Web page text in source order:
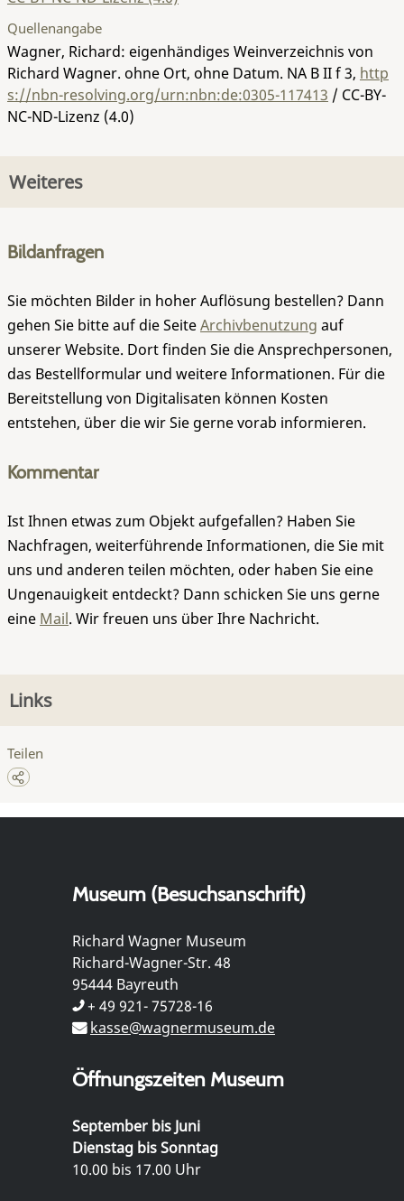
Quellenangabe
Wagner, Richard: eigenhändiges Weinverzeichnis von
Richard Wagner. ohne Ort, ohne Datum. NA B II f 3, http
s://nbn-resolving.org/urn:nbn:de:0305-117413 / CC-BY-
NC-ND-Lizenz (4.0)
Weiteres
Bildanfragen
Sie möchten Bilder in hoher Auflösung bestellen? Dann
gehen Sie bitte auf die SeiteArchivbenutzung auf
unserer Website. Dort finden Sie die Ansprechpersonen,
das Bestellformular und weitere Informationen. Für die
Bereitstellung von Digitalisaten können Kosten
entstehen, über die wir Sie gerne vorab informieren.
Kommentar
Ist Ihnen etwas zum Objekt aufgefallen? Haben Sie
Nachfragen, weiterführende Informationen, die Sie mit
uns und anderen teilen möchten, oder haben Sie eine
Ungenauigkeit entdeckt? Dann schicken Sie uns gerne
eine Mail. Wir freuen uns über Ihre Nachricht.
Links
Teilen
Museum (Besuchsanschrift)
Richard Wagner Museum
Richard-Wagner-Str. 48
95444 Bayreuth
+ 49 921- 75728-16
kasse@wagnermuseum.de
Öffnungszeiten Museum
September bis Juni
Dienstag bis Sonntag
10.00 bis 17.00 Uhr